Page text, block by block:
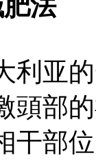
法
利亚
頭部
干部